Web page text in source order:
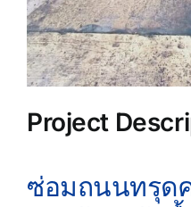
Project
ซ่อมถนนทรุด